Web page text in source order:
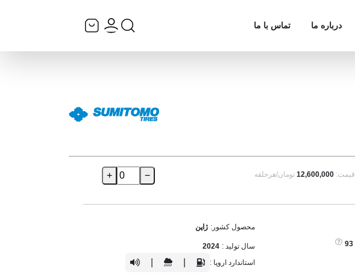
درباره ما تماس با ما
قیمت:12,600,000 تومان/هرحلقه −
+
93
محصول کشور: ژاپن
سال تولید : 2024
استاندارد اروپا :